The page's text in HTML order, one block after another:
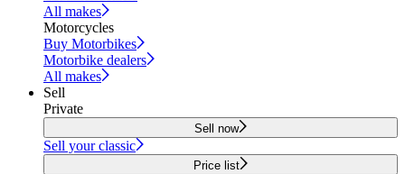
All makes
Motorcycles
Buy Motorbikes
Motorbike dealers
All makes
Sell
Private
Sell now
Sell your classic
Price list